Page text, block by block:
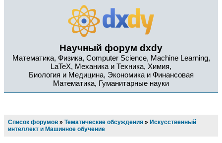
Научный форум dxdy
Математика, Физика, Computer Science, Machine Learning,
LaTeX, Механика и Техника, Химия,
Биология и Медицина, Экономика и Финансовая
Математика, Гуманитарные науки
Список форумов » Тематические обсуждения » Искусственный
интеллект и Машинное обучение